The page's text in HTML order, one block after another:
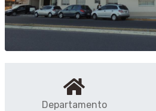
Departamento